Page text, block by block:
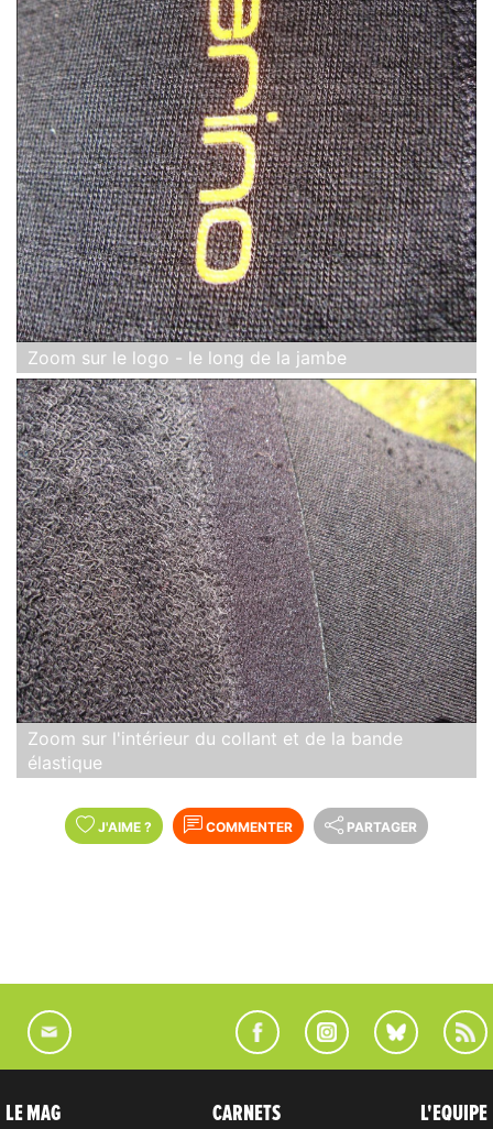
Zoom sur le logo - le long de la jambe
Zoom sur l'intérieur du collant et de la bande
élastique
J'AIME ? COMMENTER PARTAGER
LE MAG CARNETS L'EQUIPE